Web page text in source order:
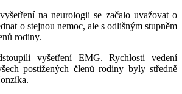
na neurologii se začalo uvažovat o
o stejnou nemoc, ale s odlišným stupněm
rodiny.
vyšetření EMG. Rychlosti vedení
postižených členů rodiny byly středně